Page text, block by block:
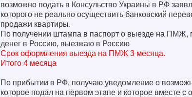
возможно подать в Консульство Украины в РФ
которого не реально осуществить банковский
продажи квартиры.
По получении штампа в паспорт о выезде на ПМЖ,
денег в Россию, выезжаю в Россию
Срок оформления выезда на ПМЖ 3 месяца.
Итого 4 месяца
По прибытии в РФ, получаю уведомление о
которое подал на первом этапе и которое вместе